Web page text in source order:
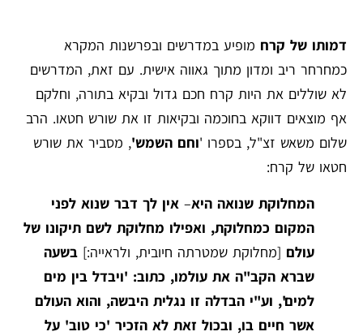
דמותו של קרח מופיע במדרשים ובפרשנות המקרא
כמחרחר ריב ומדון מתוך גאווה אישית. עם זאת, המדרשים
לא שוללים את היות קרח חכם גדול ובקיא בתורה, וחלקם
אף מוצאים דווקא בחוכמה ובקיאות זו את שורש חטאו. הרב
שלום משאש זצ"ל, בספרו 'וחם השמש', מסביר את שורש
חטאו של קרח:
המחלוקת שנואה היא– אין לך דבר שנוא לפני
המקום כמחלוקת, ואפילו מחלוקת לשם תיקונו של
עולם [מחלוקת שמטרתה חיובית, ולראייה:] בשעה
שברא הקב"ה את עולמו, כתוב: 'ויבדל בין מים
למים', וע"י הבדלה זו נגלית היבשה, והוא העולם
אשר חיים בו, ובכול זאת לא הזכיר 'כי טוב' על